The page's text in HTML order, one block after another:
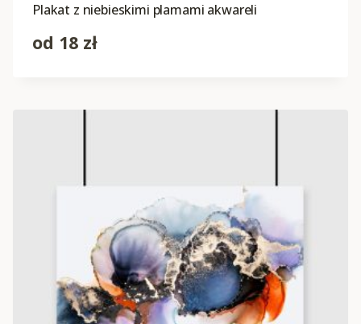
Plakat z niebieskimi plamami akwareli
od 18 zł